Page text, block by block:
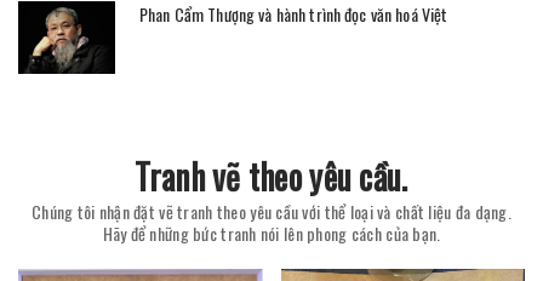
Phan Cẩm Thượng và hành trình đọc văn hoá Việt
Tranh vẽ theo yêu cầu.
Chúng tôi nhận đặt vẽ tranh theo yêu cầu với thể loại và chất liệu đa dạng.
Hãy để những bức tranh nói lên phong cách của bạn.